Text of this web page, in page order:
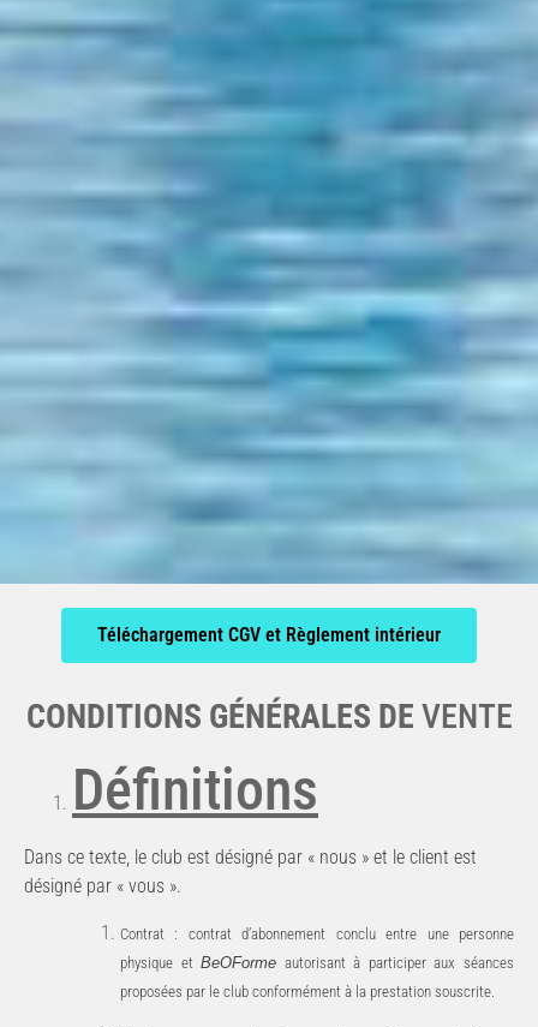
Téléchargement CGV et Règlement intérieur
CONDITIONS GÉNÉRALES DE VENTE
Définitions
Dans ce texte, le club est désigné par « nous » et le client est
désigné par « vous ».
Contrat : contrat d’abonnement conclu entre une
personne
physique etBeOForme autorisant à participer aux séances
proposées par le club conformément à la prestation souscrite.